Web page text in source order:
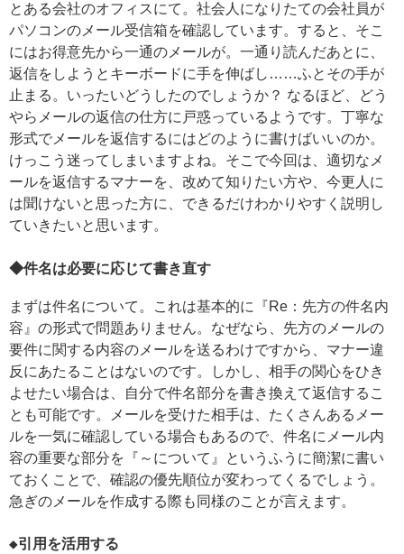
とある会社のオフィスにて。社会人になりたての会社員が
パソコンのメール受信箱を確認しています。すると、そこ
にはお得意先から一通のメールが。一通り読んだあとに、
返信をしようとキーボードに手を伸ばし……ふとその手が
止まる。いったいどうしたのでしょうか？ なるほど、どう
やらメールの返信の仕方に戸惑っているようです。丁寧な
形式でメールを返信するにはどのように書けばいいのか。
けっこう迷ってしまいますよね。そこで今回は、適切なメ
ールを返信するマナーを、改めて知りたい方や、今更人に
は聞けないと思った方に、できるだけわかりやすく説明し
ていきたいと思います。
◆件名は必要に応じて書き直す
まずは件名について。これは基本的に『Re：先方の件名内
容』の形式で問題ありません。なぜなら、先方のメールの
要件に関する内容のメールを送るわけですから、マナー違
反にあたることはないのです。しかし、相手の関心をひき
よせたい場合は、自分で件名部分を書き換えて返信するこ
とも可能です。メールを受けた相手は、たくさんあるメー
ルを一気に確認している場合もあるので、件名にメール内
容の重要な部分を『～について』というふうに簡潔に書い
ておくことで、確認の優先順位が変わってくるでしょう。
急ぎのメールを作成する際も同様のことが言えます。
◆引用を活用する